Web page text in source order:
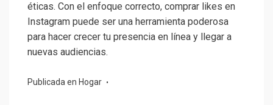
éticas. Con el enfoque correcto, comprar likes en
Instagram puede ser una herramienta poderosa
para hacer crecer tu presencia en línea y llegar a
nuevas audiencias.
Publicada en Hogar